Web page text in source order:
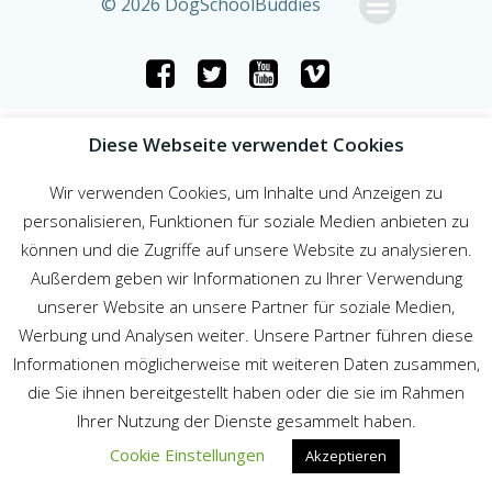
Diese Webseite verwendet Cookies
Wir verwenden Cookies, um Inhalte und Anzeigen zu
personalisieren, Funktionen für soziale Medien anbieten zu
können und die Zugriffe auf unsere Website zu analysieren.
Außerdem geben wir Informationen zu Ihrer Verwendung
unserer Website an unsere Partner für soziale Medien,
Werbung und Analysen weiter. Unsere Partner führen diese
Informationen möglicherweise mit weiteren Daten zusammen,
die Sie ihnen bereitgestellt haben oder die sie im Rahmen
Ihrer Nutzung der Dienste gesammelt haben.
Cookie Einstellungen
Akzeptieren